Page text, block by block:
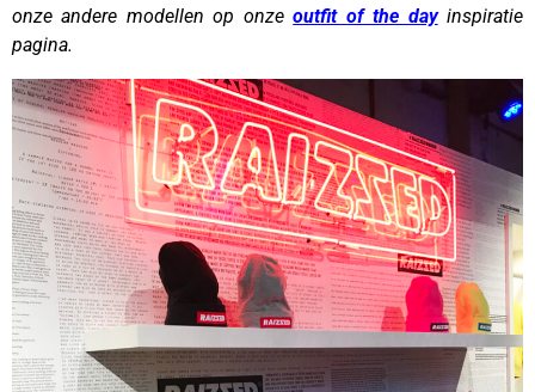
onze andere modellen op onzeoutfit of the dayinspiratie
pagina.